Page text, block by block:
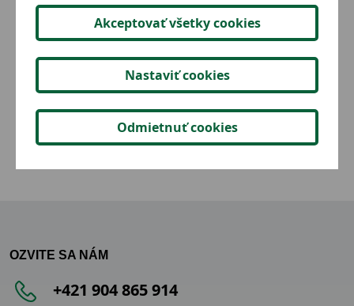
Dostupný
Váza kvety
2,02 €
OZVITE SA NÁM
+421 904 865 914
Akceptovať všetky cookies
Nastaviť cookies
Odmietnuť cookies